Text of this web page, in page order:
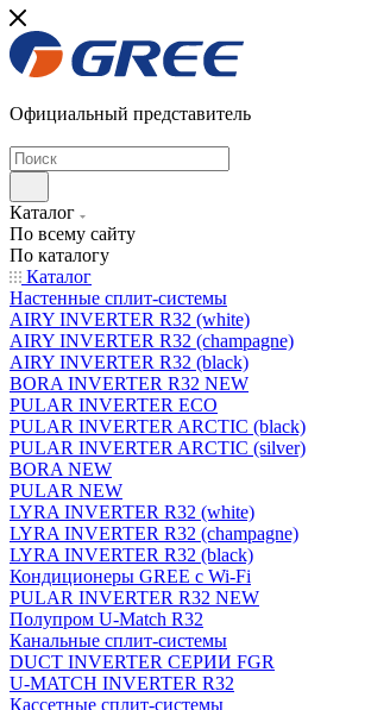
Официальный представитель
Каталог
По всему сайту
По каталогу
Каталог
Настенные сплит-системы
AIRY INVERTER R32 (white)
AIRY INVERTER R32 (champagne)
AIRY INVERTER R32 (black)
BORA INVERTER R32 NEW
PULAR INVERTER ECO
PULAR INVERTER ARCTIC (black)
PULAR INVERTER ARCTIC (silver)
BORA NEW
PULAR NEW
LYRA INVERTER R32 (white)
LYRA INVERTER R32 (champagne)
LYRA INVERTER R32 (black)
Кондиционеры GREE с Wi-Fi
PULAR INVERTER R32 NEW
Полупром U-Match R32
Канальные сплит-системы
DUCT INVERTER СЕРИИ FGR
U-MATCH INVERTER R32
Кассетные сплит-системы